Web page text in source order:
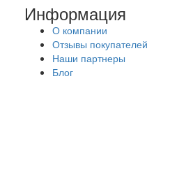
Информация
О компании
Отзывы покупателей
Наши партнеры
Блог